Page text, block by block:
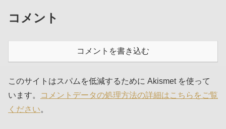
コメント
コメントを書き込む
このサイトはスパムを低減するために Akismet を使って
います。
コメントデータの処理方法の詳細はこちらをご覧
ください。